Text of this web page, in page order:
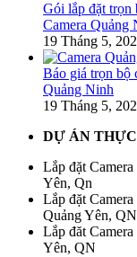
Gói lắp đặt trọn
Camera Quảng
19 Tháng 5,
Báo giá trọn bộ
Quảng Ninh
19 Tháng 5,
DỰ ÁN
Lắp đặt
Yên, Qn
Lắp đặt
Quảng Yên, QN
Lắp đăt
Yên, QN